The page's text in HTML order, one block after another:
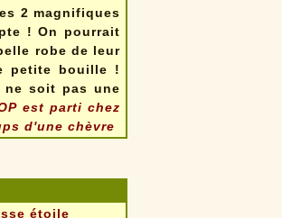
2 magnifiques
! On pourrait
robe de leur
petite bouille !
ne soit pas une
est parti chez
d'une chèvre
étoile